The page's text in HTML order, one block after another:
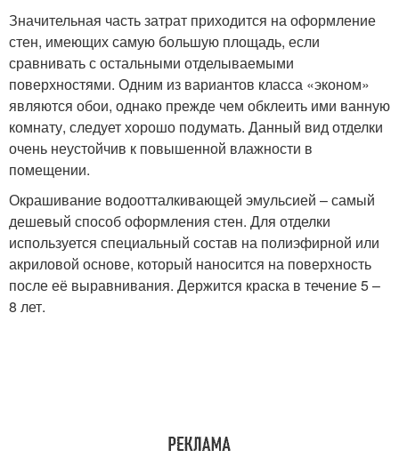
Значительная часть затрат приходится на оформление
стен, имеющих самую большую площадь, если
сравнивать с остальными отделываемыми
поверхностями. Одним из вариантов класса «эконом»
являются обои, однако прежде чем обклеить ими ванную
комнату, следует хорошо подумать. Данный вид отделки
очень неустойчив к повышенной влажности в
помещении.
Окрашивание водоотталкивающей эмульсией – самый
дешевый способ оформления стен. Для отделки
используется специальный состав на полиэфирной или
акриловой основе, который наносится на поверхность
после её выравнивания. Держится краска в течение 5 –
8 лет.